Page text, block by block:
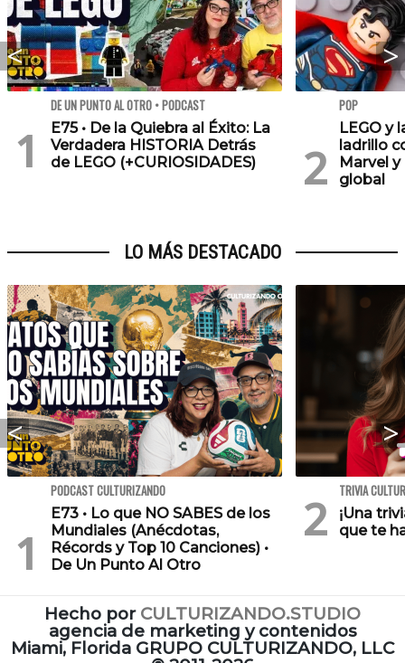
DE UN PUNTO AL OTRO • PODCAST
E75 • De la Quiebra al Éxito: La
Verdadera HISTORIA Detrás
de LEGO (+CURIOSIDADES)
POP
LEGO y
ladrillo
Marvel
global
LO MÁS DESTACADO
PODCAST CULTURIZANDO
E73 • Lo que NO SABES de los
Mundiales (Anécdotas,
Récords y Top 10 Canciones) •
De Un Punto Al Otro
TRIVIA
¡Una
que te
Hecho por CULTURIZANDO.STUDIO
agencia de marketing y contenidos
Miami, Florida GRUPO CULTURIZANDO, LLC